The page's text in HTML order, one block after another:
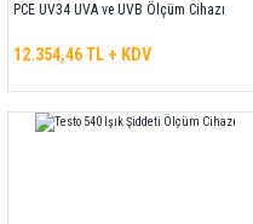
PCE UV34 UVA ve UVB Ölçüm Cihazı
12.354,46 TL + KDV